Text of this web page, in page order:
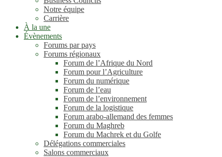
Notre équipe
Carrière
À la une
Évènements
Forums par pays
Forums régionaux
Forum de l’Afrique du Nord
Forum pour l’Agriculture
Forum du numérique
Forum de l’eau
Forum de l’environnement
Forum de la logistique
Forum arabo-allemand des femmes
Forum du Maghreb
Forum du Machrek et du Golfe
Délégations commerciales
Salons commerciaux